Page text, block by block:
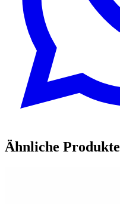
Ähnliche Produkte